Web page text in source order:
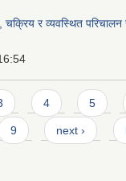
र व्यवस्थित परिचालन
4 5
9 next ›